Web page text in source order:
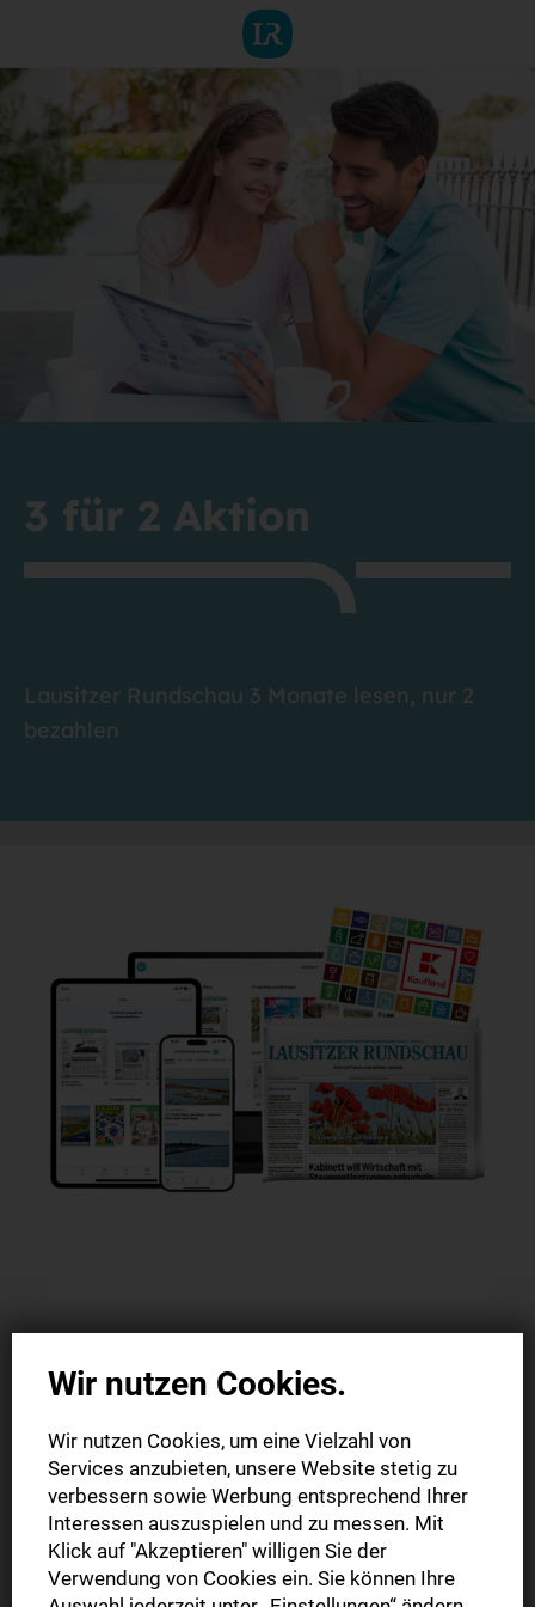
3 für 2 Aktion
Lausitzer Rundschau 3 Monate lesen, nur 2
bezahlen
Unser Komplettpaket
lesen
und 10 € Kaufland-Gutschein als
Dankeschön gratis dazu erhalten
Wir nutzen Cookies.
Wir nutzen Cookies, um eine Vielzahl von
Services anzubieten, unsere Website stetig zu
verbessern sowie Werbung entsprechend Ihrer
Interessen auszuspielen und zu messen. Mit
Klick auf "Akzeptieren" willigen Sie der
Verwendung von Cookies ein. Sie können Ihre